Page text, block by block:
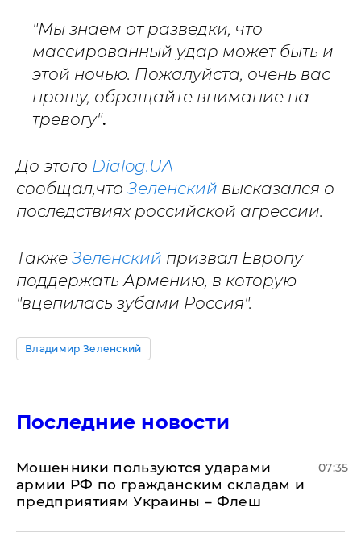
"Мы знаем от разведки, что
массированный удар может быть и
этой ночью. Пожалуйста, очень вас
прошу, обращайте внимание на
тревогу".
До этого Dialog.UA
сообщал,что Зеленский высказался о
последствиях российской агрессии.
Также Зеленский призвал Европу
поддержать Армению, в которую
"вцепилась зубами Россия".
Владимир Зеленский
Последние новости
Мошенники пользуются ударами
армии РФ по гражданским складам и
предприятиям Украины – Флеш
07:35